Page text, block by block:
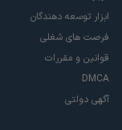
ابزار توسعه دهندگان
فرصت های شغلی
قوانین و مقررات
DMCA
آگهی دولتی